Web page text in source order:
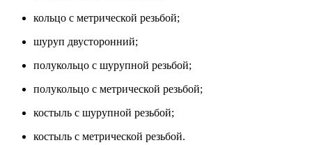
кольцо с метрической резьбой;
шуруп двусторонний;
полукольцо с шурупной резьбой;
полукольцо с метрической резьбой;
костыль с шурупной резьбой;
костыль с метрической резьбой.